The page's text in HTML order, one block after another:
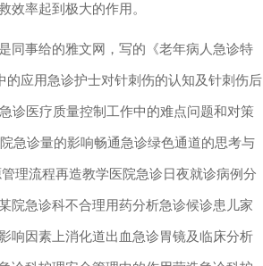
效率起到极大的作用。
同事给的雅文网，写的《老年病人急诊特
应用急诊护士对针刺伤的认知及针刺伤后
诊医疗质量控制工作中的难点问题和对策
急诊量的影响畅通急诊绿色通道的思考与
理流程再造教学医院急诊日夜就诊病例分
院急诊科不合理用药分析急诊候诊患儿家
响因素上消化道出血急诊胃镜及临床分析